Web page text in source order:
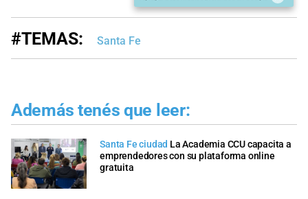
#TEMAS: Santa Fe
Además tenés que leer:
Santa Fe ciudad La Academia CCU capacita a
emprendedores con su plataforma online
gratuita